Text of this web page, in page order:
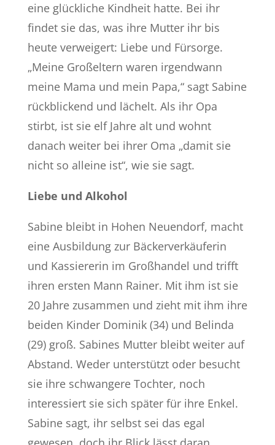
eine glückliche Kindheit hatte. Bei ihr
findet sie das, was ihre Mutter ihr bis
heute verweigert: Liebe und Fürsorge.
„Meine Großeltern waren irgendwann
meine Mama und mein Papa,“ sagt Sabine
rückblickend und lächelt. Als ihr Opa
stirbt, ist sie elf Jahre alt und wohnt
danach weiter bei ihrer Oma „damit sie
nicht so alleine ist“, wie sie sagt.
Liebe und Alkohol
Sabine bleibt in Hohen Neuendorf, macht
eine Ausbildung zur Bäckerverkäuferin
und Kassiererin im Großhandel und trifft
ihren ersten Mann Rainer. Mit ihm ist sie
20 Jahre zusammen und zieht mit ihm ihre
beiden Kinder Dominik (34) und Belinda
(29) groß. Sabines Mutter bleibt weiter auf
Abstand. Weder unterstützt oder besucht
sie ihre schwangere Tochter, noch
interessiert sie sich später für ihre Enkel.
Sabine sagt, ihr selbst sei das egal